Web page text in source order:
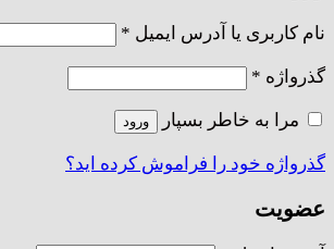
نام کاربری یا آدرس ایمیل *
گذرواژه *
مرا به خاطر بسپار ورود
گذرواژه خود را فراموش کرده اید؟
عضویت